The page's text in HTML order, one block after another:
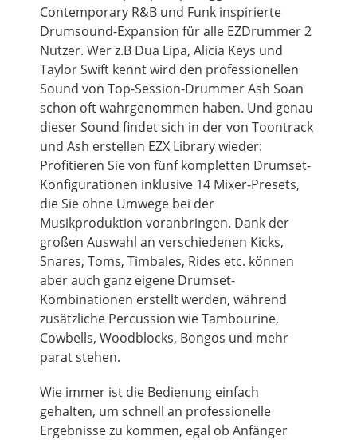
Contemporary R&B und Funk inspirierte
Drumsound-Expansion für alle EZDrummer 2
Nutzer. Wer z.B Dua Lipa, Alicia Keys und
Taylor Swift kennt wird den professionellen
Sound von Top-Session-Drummer Ash Soan
schon oft wahrgenommen haben. Und genau
dieser Sound findet sich in der von Toontrack
und Ash erstellen EZX Library wieder:
Profitieren Sie von fünf kompletten Drumset-
Konfigurationen inklusive 14 Mixer-Presets,
die Sie ohne Umwege bei der
Musikproduktion voranbringen. Dank der
großen Auswahl an verschiedenen Kicks,
Snares, Toms, Timbales, Rides etc. können
aber auch ganz eigene Drumset-
Kombinationen erstellt werden, während
zusätzliche Percussion wie Tambourine,
Cowbells, Woodblocks, Bongos und mehr
parat stehen.
Wie immer ist die Bedienung einfach
gehalten, um schnell an professionelle
Ergebnisse zu kommen, egal ob Anfänger